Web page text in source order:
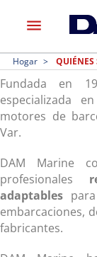
menu
Hogar QUIÉNES
Fundada en
especializada
motores de
Var.
DAM Marine
profesionales
adaptables
embarcaciones,
fabricantes.